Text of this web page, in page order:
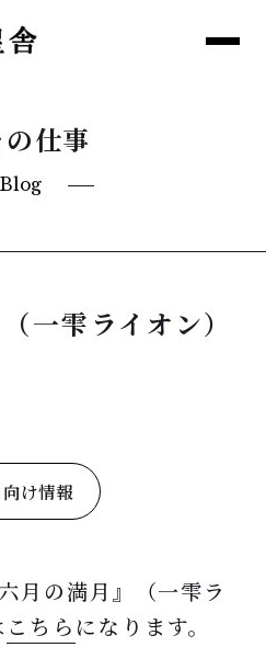
の仕事
Blog
一雫ライオン）
け情報
月の満月』（一雫ラ
こちら になります。